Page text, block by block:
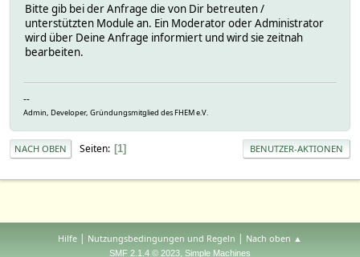
Bitte gib bei der Anfrage die von Dir betreuten /
unterstützten Module an. Ein Moderator oder Administrator
wird über Deine Anfrage informiert und wird sie zeitnah
bearbeiten.
--
Admin, Developer, Gründungsmitglied des FHEM e.V.
NACH OBEN Seiten 1 BENUTZER-AKTIONEN
Hilfe Nutzungsbedingungen und Regeln Nach oben ▲
SMF 2.1.4 © 2023, Simple Machines